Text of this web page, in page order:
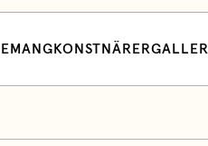
KONSTNÄRERGALLERI